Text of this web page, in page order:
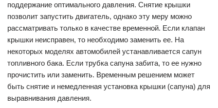
поддержание оптимального давления. Снятие крышки
позволит запустить двигатель, однако эту меру можно
рассматривать только в качестве временной. Если клапан
крышки неисправен, то необходимо заменить ее. На
некоторых моделях автомобилей устанавливается сапун
топливного бака. Если трубка сапуна забита, то ее нужно
прочистить или заменить. Временным решением может
быть снятие и немедленная установка крышки (сапуна) для
выравнивания давления.